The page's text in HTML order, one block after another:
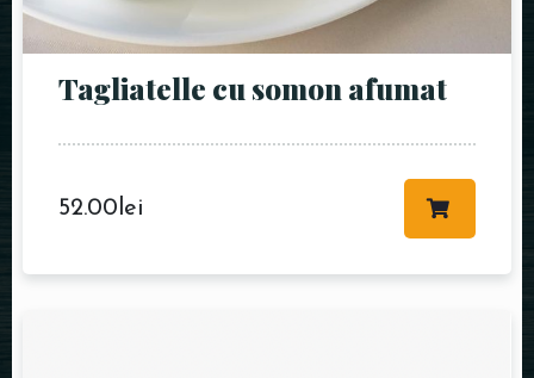
Tagliatelle cu somon afumat
52.00 lei